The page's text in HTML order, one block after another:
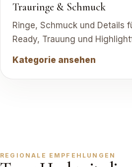
Trauringe & Schmuck
Ringe, Schmuck und Details
Ready, Trauung und
Kategorie ansehen
REGIONALE EMPFEHLUNGEN